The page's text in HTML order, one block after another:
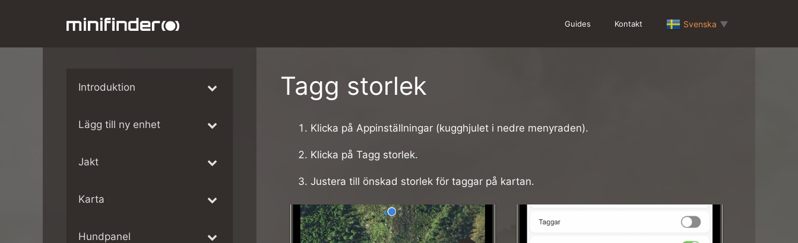
Guides Kontakt Svenska ▼
Tagg storlek
Klicka på Appinställningar (kugghjulet i nedre menyraden).
Klicka på Tagg storlek.
Justera till önskad storlek för taggar på kartan.
Introduktion
Lägg till ny enhet
Jakt
Karta
Hundpanel